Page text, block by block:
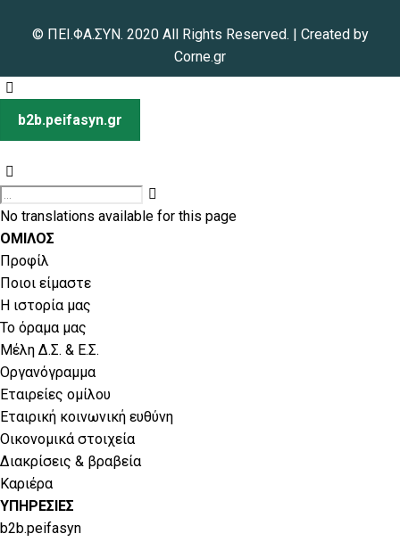
© ΠΕΙ.ΦΑ.ΣΥΝ. 2020 All Rights Reserved. | Created by
Corne.gr
b2b.peifasyn.gr
No translations available for this page
ΟΜΙΛΟΣ
Προφίλ
Ποιοι είμαστε
Η ιστορία μας
Το όραμα μας
Μέλη Δ.Σ. & Ε.Σ.
Οργανόγραμμα
Εταιρείες ομίλου
Εταιρική κοινωνική ευθύνη
Οικονομικά στοιχεία
Διακρίσεις & βραβεία
Καριέρα
ΥΠΗΡΕΣΙΕΣ
b2b.peifasyn